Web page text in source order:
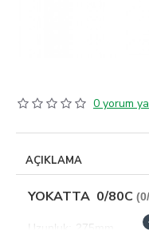
0 yorum
AÇIKLAMA
YOKATTA 0/80C
Uzunluk: 275mm